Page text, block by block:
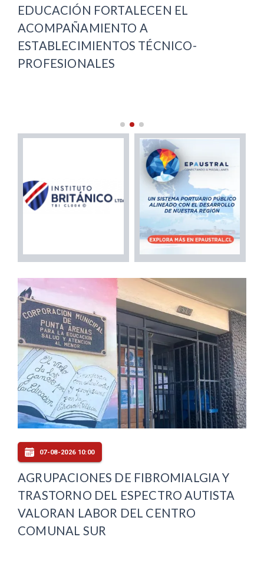
EDUCACIÓN FORTALECEN EL
ACOMPAÑAMIENTO A
ESTABLECIMIENTOS TÉCNICO-
PROFESIONALES
07-08-2026 10:00
AGRUPACIONES DE FIBROMIALGIA Y
TRASTORNO DEL ESPECTRO AUTISTA
VALORAN LABOR DEL CENTRO
COMUNAL SUR